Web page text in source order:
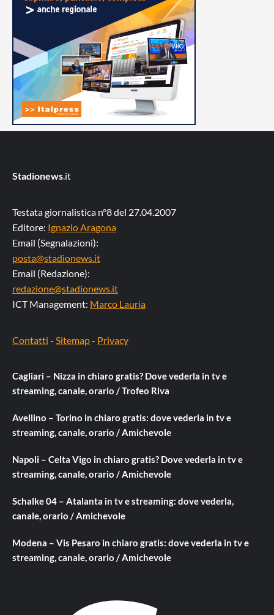
Stadionews .it
Testata giornalistica n°8 del 27.04.2007
Editore: Ignazio Aragona
Email (Segnalazioni):
posta@stadionews.it
Email (Redazione):
redazione@stadionews.it
ICT Management: Marco Lauria
Contatti - Sitemap- Privacy
Cagliari – Nizza in chiaro gratis? Dove vederla in tv e
streaming, canale, orario / Trofeo Riva
Avellino – Torino in chiaro gratis: dove vederla in tv e
streaming, canale, orario / Amichevole
Napoli – Celta Vigo in chiaro gratis? Dove vederla in tv e
streaming, canale, orario / Amichevole
Schalke 04 – Atalanta in tv e streaming: dove vederla,
canale, orario / Amichevole
Modena – Vis Pesaro in chiaro gratis: dove vederla in tv e
streaming, canale, orario / Amichevole